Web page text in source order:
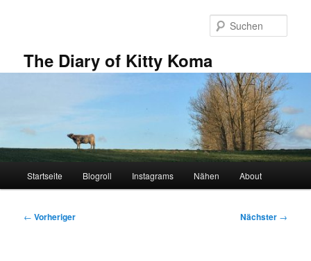
The Diary of Kitty Koma
Startseite Blogroll Instagrams Nähen About
Beitragsnavigation
← Vorheriger Nächster →